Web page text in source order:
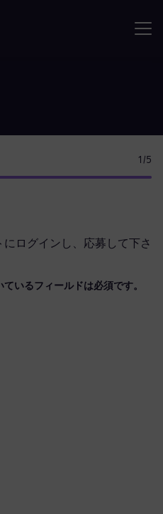
1 /5
にログイン し、応募して下さ
いるフィールドは必須です。